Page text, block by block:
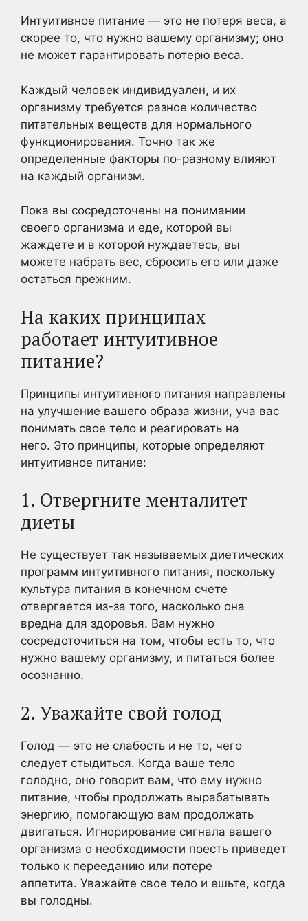
Интуитивное питание — это не потеря веса, а
скорее то, что нужно вашему организму; оно
не может гарантировать потерю веса.
Каждый человек индивидуален, и их
организму требуется разное количество
питательных веществ для нормального
функционирования. Точно так же
определенные факторы по-разному влияют
на каждый организм.
Пока вы сосредоточены на понимании
своего организма и еде, которой вы
жаждете и в которой нуждаетесь, вы
можете набрать вес, сбросить его или даже
остаться прежним.
На каких принципах
работает интуитивное
питание?
Принципы интуитивного питания направлены
на улучшение вашего образа жизни, уча вас
понимать свое тело и реагировать на
него. Это принципы, которые определяют
интуитивное питание:
1. Отвергните менталитет
диеты
Не существует так называемых диетических
программ интуитивного питания, поскольку
культура питания в конечном счете
отвергается из-за того, насколько она
вредна для здоровья. Вам нужно
сосредоточиться на том, чтобы есть то, что
нужно вашему организму, и питаться более
осознанно.
2. Уважайте свой голод
Голод — это не слабость и не то, чего
следует стыдиться. Когда ваше тело
голодно, оно говорит вам, что ему нужно
питание, чтобы продолжать вырабатывать
энергию, помогающую вам продолжать
двигаться. Игнорирование сигнала вашего
организма о необходимости поесть приведет
только к перееданию или потере
аппетита. Уважайте свое тело и ешьте, когда
вы голодны.